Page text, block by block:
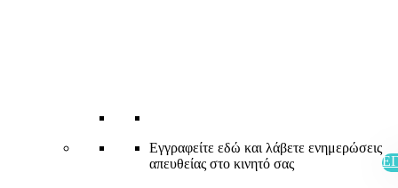
Εγγραφείτε εδώ και λάβετε ενημερώσεις
απευθείας στο κινητό σας